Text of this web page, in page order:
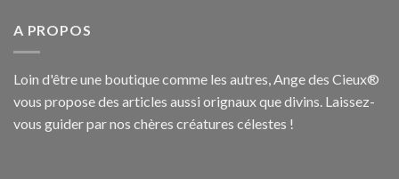
A PROPOS
Loin d'être une boutique comme les autres, Ange des Cieux®
vous propose des articles aussi orignaux que divins. Laissez-
vous guider par nos chères créatures célestes !